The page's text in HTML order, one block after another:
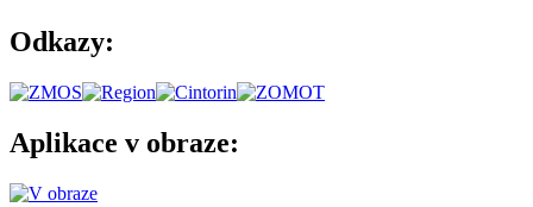
Odkazy:
Aplikace v obraze: